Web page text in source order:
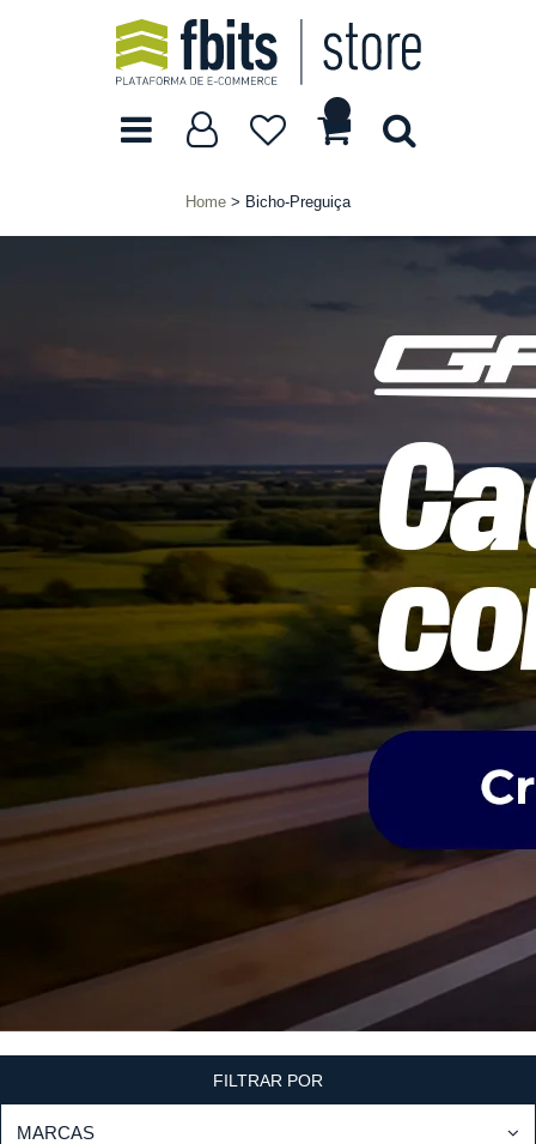
Home Bicho-Preguiça
FILTRAR POR
MARCAS